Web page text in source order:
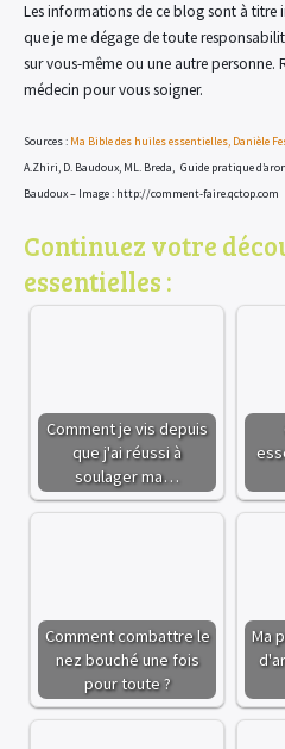
Les informations de ce blog sont à titre
que je me dégage de toute
sur vous-même ou une autre personne.
médecin pour vous soigner.
Sources : Ma Bible des huiles essentielles, Danièle
A.Zhiri, D. Baudoux, ML. Breda, Guide pratique
Baudoux – Image : http://comment-faire.qctop.com
Continuez votre
essentielles :
Comment je vis depuis
que j'ai réussi à
soulager ma…
Comment combattre le
nez bouché une fois
pour toute ?
Ma